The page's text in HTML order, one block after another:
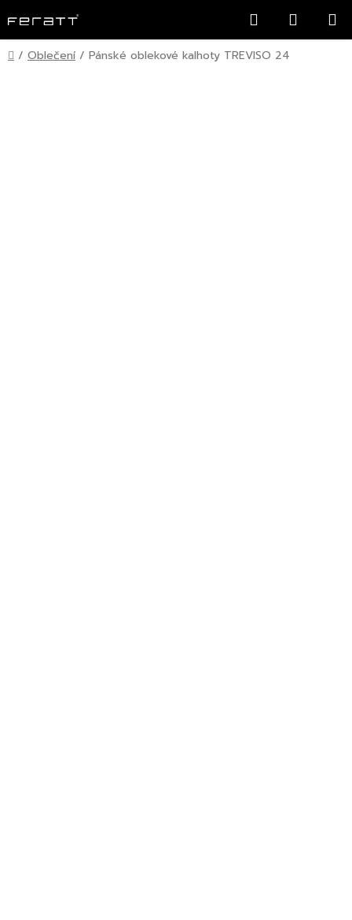
na
obsah
Hledat
KOŠÍK
Domů
/ Oblečení / Pánské oblekové kalhoty TREVISO 24